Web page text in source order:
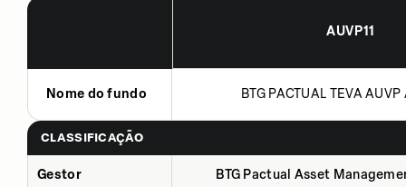
AUVP11
Nome do fundo BTG PACTUAL TEVA
CLASSIFICAÇÃO
Gestor BTG Pactual Asset